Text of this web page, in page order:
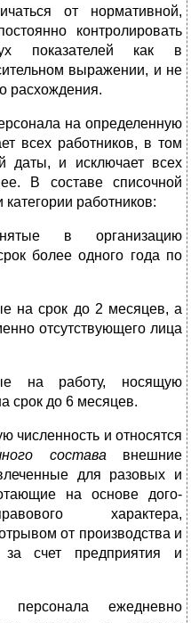
от нормативной,
контролировать
показателей как в
выражении, и не
расхождения.
на определенную
всех работников, в том
даты, и исключает всех
В составе списоч­ной
работников:
в организацию
более одного года по
на срок до 2 месяцев, а
отсутствующего лица
на работу, носящую
срок до 6 месяцев.
численность и относятся
состава внешние
для разовых и
на основе дого­
характера,
от производства и
счет предпри­ятия и
персонала ежедневно